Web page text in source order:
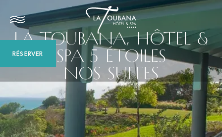
RÉSERVER
LA TOUBANA, HÔTEL &
SPA 5 ÉTOILES
NOS SUITES